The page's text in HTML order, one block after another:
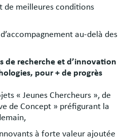
de meilleures conditions
au-delà des
de recherche et d’innovation
pour + de progrès
« Jeunes Chercheurs », de
de Concept » préfigurant la
à forte valeur ajoutée